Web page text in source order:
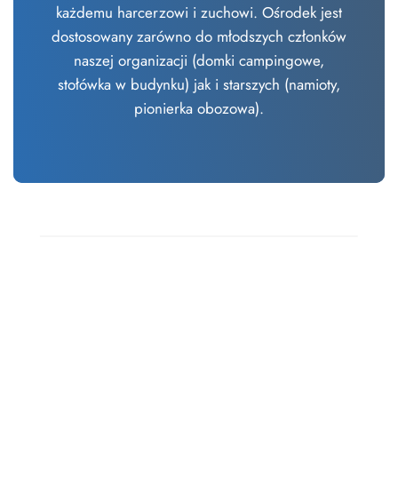
każdemu harcerzowi i zuchowi. Ośrodek jest
dostosowany zarówno do młodszych członków
naszej organizacji (domki campingowe,
stołówka w budynku) jak i starszych (namioty,
pionierka obozowa).